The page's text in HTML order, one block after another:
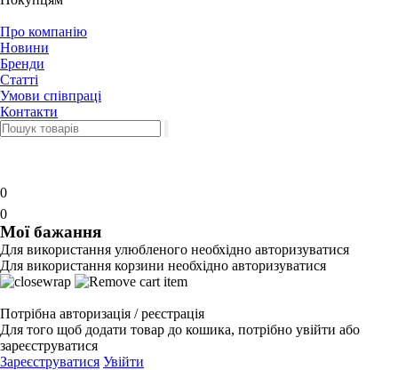
Про компанію
Новини
Бренди
Статті
Умови співпраці
Контакти
0
0
Мої бажання
Для використання улюбленого необхідно авторизуватися
Для використання корзини необхідно авторизуватися
Потрібна авторизація / реєстрація
Для того щоб додати товар до кошика, потрібно увійти або
зареєструватися
Зареєструватися Увійти